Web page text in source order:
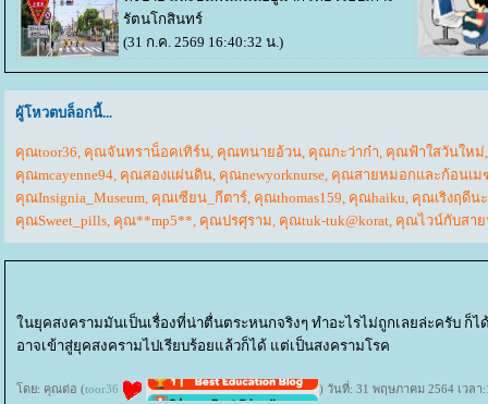
รัตนโกสินทร์
(31 ก.ค. 2569 16:40:32 น.)
ผู้โหวตบล็อกนี้...
คุณtoor36 คุณจันทราน็อคเทิร์น คุณทนายอ้วน คุณกะว่าก๋า คุณฟ้าใสวันใหม่
คุณmcayenne94 คุณสองแผ่นดิน คุณnewyorknurse คุณสายหมอกและก้อนเม
คุณInsignia_Museum คุณเซียน_กีตาร์ คุณthomas159 คุณhaiku คุณเริงฤดีนะ
คุณSweet_pills คุณ**mp5** คุณปรศุราม คุณtuk-tuk@korat คุณไวน์กับสา
นยุคสงครามมันเป็นเรื่องที่น่าตื่นตระหนกจริงๆ ทำอะไรไม่ถูกเลยล่ะครับ ก็
อาจเข้าสู่ยุคสงครามไปเรียบร้อยแล้วก็ได้ แต่เป็นสงครามโรค
ดย: คุณต่อ (toor36 ) วันที่: 31 พฤษภาคม 2564 เวลา